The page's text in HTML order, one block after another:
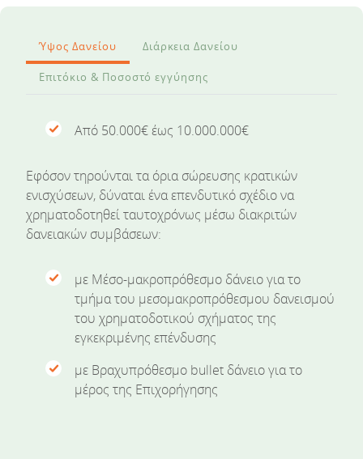
Ύψος Δανείου Διάρκεια Δανείου
Επιτόκιο & Ποσοστό εγγύησης
Από 50.000€ έως 10.000.000€
Εφόσον τηρούνται τα όρια σώρευσης κρατικών
ενισχύσεων, δύναται ένα επενδυτικό σχέδιο να
χρηματοδοτηθεί ταυτοχρόνως μέσω διακριτών
δανειακών συμβάσεων:
με Μέσο-μακροπρόθεσμο δάνειο για το
τμήμα του μεσομακροπρόθεσμου δανεισμού
του χρηματοδοτικού σχήματος της
εγκεκριμένης επένδυσης
με Βραχυπρόθεσμο bullet δάνειο για το
μέρος της Επιχορήγησης